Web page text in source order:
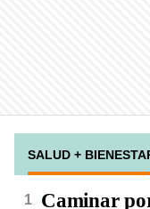
SALUD +
Caminar